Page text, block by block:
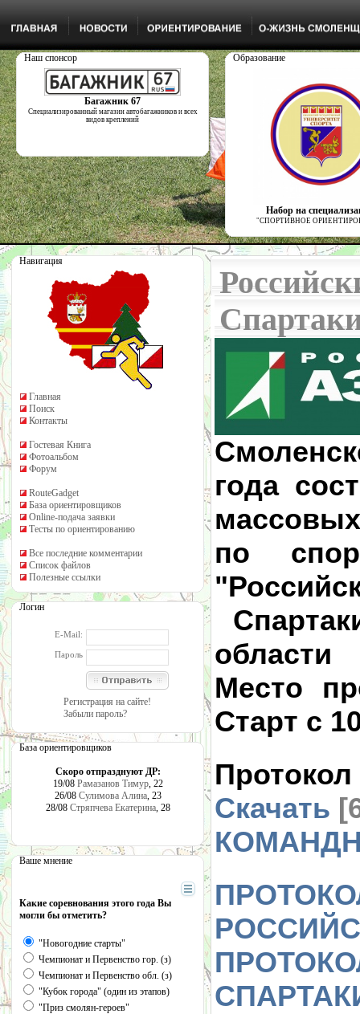
Наш спонсор
Багажник 67
Специализированный магазин автобагажников и всех
видов креплений
Образование
Набор на
"СПОРТИВНОЕ
Навигация
Главная
Поиск
Контакты
Гостевая Книга
Фотоальбом
Форум
RouteGadget
База ориентировщиков
Online-подача заявки
Тесты по ориентированию
Все последние комментарии
Список файлов
Полезные ссылки
Логин
E-Mail:
Пароль
Регистрация на сайте!
Забыли пароль?
База ориентировщиков
Скоро отпразднуют ДР:
19/08 Рамазанов Тимур, 22
26/08 Сулимова Алина, 23
28/08 Стряпчева Екатерина, 28
Ваше мнение
Какие соревнования этого года Вы
могли бы отметить?
"Новогодние старты"
Чемпионат и Первенство гор. (з)
Чемпионат и Первенство обл. (з)
"Кубок города" (один из этапов)
"Приз смолян-героев"
года
по
области
Место
Старт с
Скачать